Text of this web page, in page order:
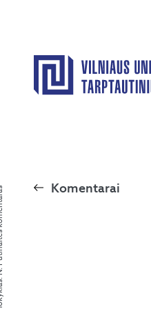
Komentarai